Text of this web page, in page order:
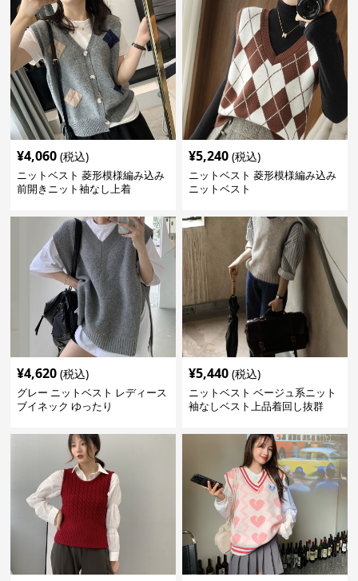
¥4,060 (税込)
ニットベスト 菱形模様編み込み
前開きニット袖なし上着
¥5,240 (税込)
ニットベスト 菱形模様編み込み
ニットベスト
¥4,620 (税込)
グレー ニットベスト レディース
ブイネック ゆったり
¥5,440 (税込)
ニットベスト ベージュ系ニット
袖なしベスト上品着回し抜群